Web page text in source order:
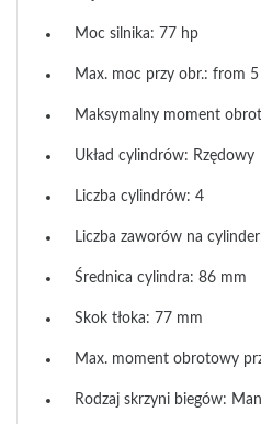
Moc silnika: 77 hp
Max. moc przy obr.: from 5
Maksymalny moment
Układ cylindrów: Rzędowy
Liczba cylindrów: 4
Liczba zaworów na
Średnica cylindra: 86 mm
Skok tłoka: 77 mm
Max. moment obrotowy
Rodzaj skrzyni biegów: